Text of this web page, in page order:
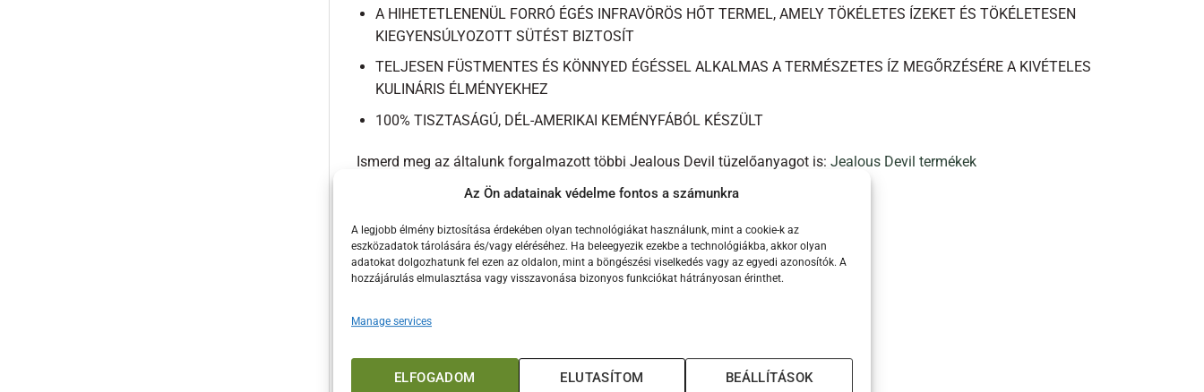
Az Ön adatainak védelme fontos a számunkra
A legjobb élmény biztosítása érdekében olyan technológiákat használunk, mint a cookie-k az
eszközadatok tárolására és/vagy eléréséhez. Ha beleegyezik ezekbe a technológiákba, akkor olyan
adatokat dolgozhatunk fel ezen az oldalon, mint a böngészési viselkedés vagy az egyedi azonosítók. A
hozzájárulás elmulasztása vagy visszavonása bizonyos funkciókat hátrányosan érinthet.
Manage services
ELFOGADOM ELUTASÍTOM BEÁLLÍTÁSOK
A HIHETETLENENÜL FORRÓ ÉGÉS INFRAVÖRÖS HŐT TERMEL, AMELY TÖKÉLETES ÍZEKET ÉS TÖKÉLETESEN
KIEGYENSÚLYOZOTT SÜTÉST BIZTOSÍT
TELJESEN FÜSTMENTES ÉS KÖNNYED ÉGÉSSEL ALKALMAS A TERMÉSZETES ÍZ MEGŐRZÉSÉRE A KIVÉTELES
KULINÁRIS ÉLMÉNYEKHEZ
100% TISZTASÁGÚ, DÉL-AMERIKAI KEMÉNYFÁBÓL KÉSZÜLT
Ismerd meg az általunk forgalmazott többi Jealous Devil tüzelőanyagot is: Jealous Devil termékek